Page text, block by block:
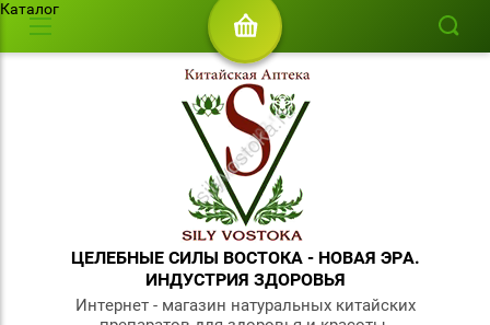
Каталог
ЦЕЛЕБНЫЕ СИЛЫ ВОСТОКА - НОВАЯ ЭРА.
ИНДУСТРИЯ ЗДОРОВЬЯ
Интернет - магазин натуральных китайских